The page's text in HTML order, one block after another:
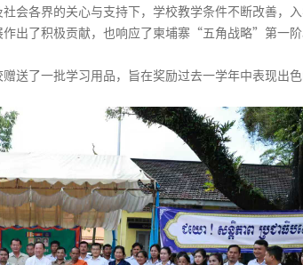
会各界的关心与支持下，学校教学条件不断改善，
出了积极贡献，也响应了柬埔寨“五角战略”第一
送了一批学习用品，旨在奖励过去一学年中表现出